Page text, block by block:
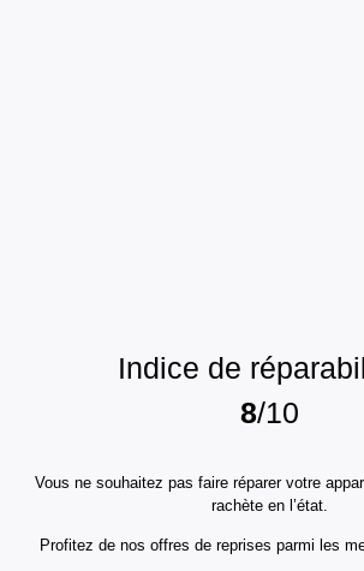
Indice de
8/10
Vous ne souhaitez pas faire réparer votre
rachète en l’état.
Profitez de nos offres de reprises parmi les